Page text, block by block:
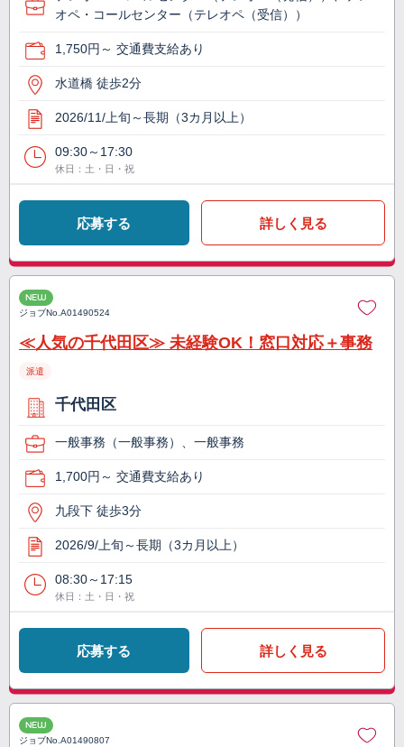
オペ・コールセンター（テレオペ（受信））
1,750円～ 交通費支給あり
水道橋 徒歩2分
2026/11/上旬～長期（3カ月以上）
09:30～17:30
休日：土・日・祝
応募する 詳しく見る
NEW
ジョブNo.A01490524
≪人気の千代田区≫ 未経験OK！窓口対応＋事務
派遣
千代田区
一般事務（一般事務）、一般事務
1,700円～ 交通費支給あり
九段下 徒歩3分
2026/9/上旬～長期（3カ月以上）
08:30～17:15
休日：土・日・祝
応募する 詳しく見る
NEW
ジョブNo.A01490807